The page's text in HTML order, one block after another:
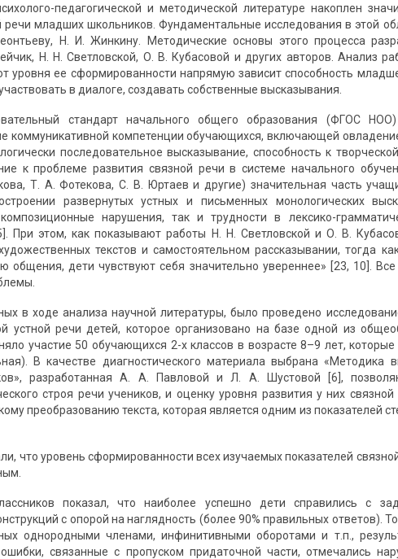
педагогической и методической литературе накоплен
младших школьников. Фундаментальные исследования в этой
Н. И. Жинкину. Методические основы этого процесса
Н. Н. Светловской, О. В. Кубасовой и других авторов. Анализ
уровня ее сформированности напрямую зависит способность
в диалоге, создавать собственные высказывания.
стандарт начального общего образования (ФГОС
коммуникативной компетенции обучающихся, включающей
последовательное высказывание, способность к
к проблеме развития связной речи в системе начального
Т. А. Фотекова, С. В. Юртаев и другие) значительная часть
развернутых устных и письменных монологических
нарушения, так и трудности в лексико-
При этом, как показывают работы Н. Н. Светловской и О. В.
текстов и самостоятельном рассказывании, тогда
общения, дети чувствуют себя значительно увереннее» [23, 10]. Все
в ходе анализа научной литературы, было проведено
устной речи детей, которое организовано на базе одной из
участие 50 обучающихся 2-х классов в возрасте 8–9 лет,
В качестве диагностического материала выбрана «Методика
разработанная А. А. Павловой и Л. А. Шустовой [6],
строя речи учеников, и оценку уровня развития у них
преобразованию текста, которая является одним из показателей
что уровень сформированности всех изучаемых показателей
показал, что наиболее успешно дети справились с
с опорой на наглядность (более 90% правильных ответов).
однородными членами, инфинитивными оборотами и т.п.,
связанные с пропуском придаточной части, отмечались